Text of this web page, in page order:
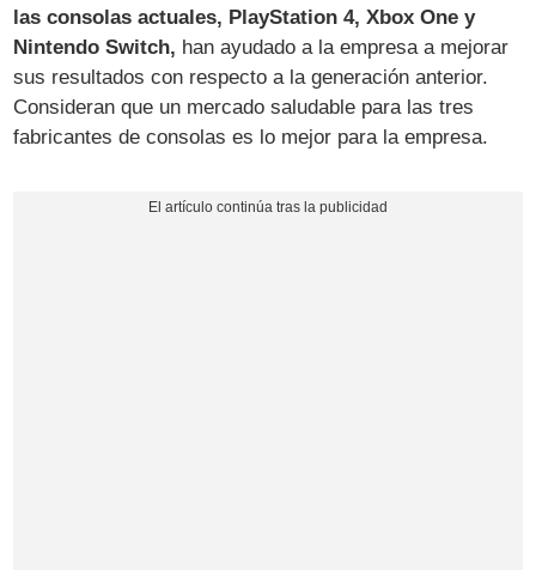
las consolas actuales, PlayStation 4, Xbox One y
Nintendo Switch, han ayudado a la empresa a mejorar
sus resultados con respecto a la generación anterior.
Consideran que un mercado saludable para las tres
fabricantes de consolas es lo mejor para la empresa.